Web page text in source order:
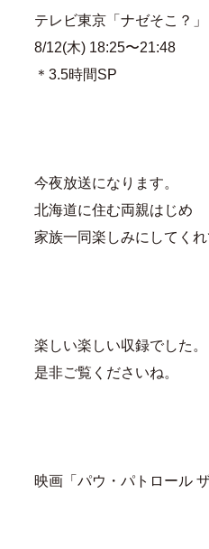
テレビ東京「ナゼそこ？」
8/12(木) 18:25〜21:48
＊3.5時間SP
今夜放送になります。
北海道に住む両親はじめ
家族一同楽しみにしてく
楽しい楽しい収録でした。
是非ご覧くださいね。
映画「パウ・パトロール